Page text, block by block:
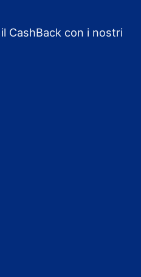
CashBack con i nostri